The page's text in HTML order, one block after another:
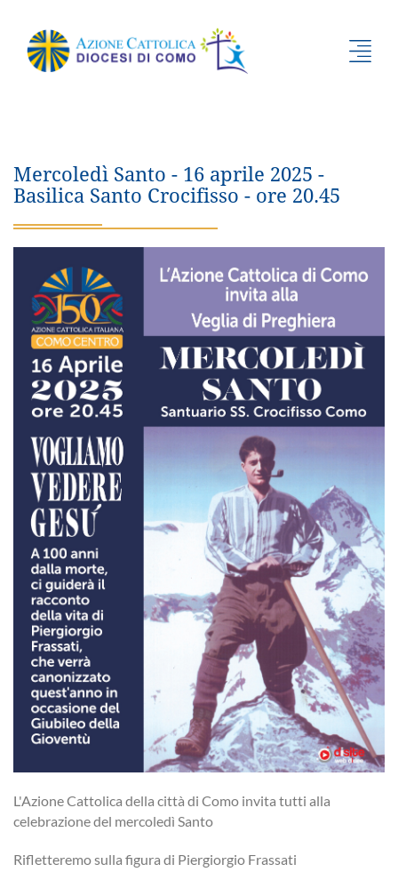
Mercoledì Santo - 16 aprile 2025 -
Basilica Santo Crocifisso - ore 20.45
L'Azione Cattolica della città di Como invita tutti alla
celebrazione del mercoledì Santo
Rifletteremo sulla figura di Piergiorgio Frassati